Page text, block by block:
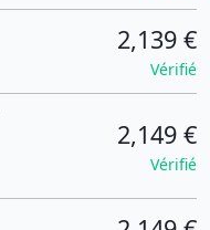
2,139 €
Vérifié
2,149 €
Vérifié